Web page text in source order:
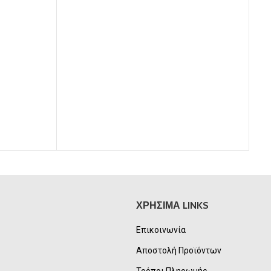
ΧΡΗΣΙΜΑ LINKS
Επικοινωνία
Αποστολή Προϊόντων